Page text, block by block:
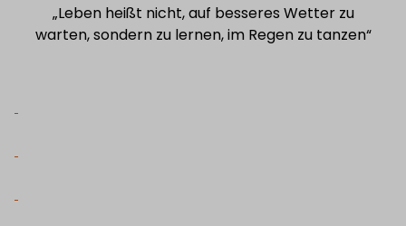
„Leben heißt nicht, auf besseres Wetter zu
warten,sondern zu lernen, im Regen zu tanzen“